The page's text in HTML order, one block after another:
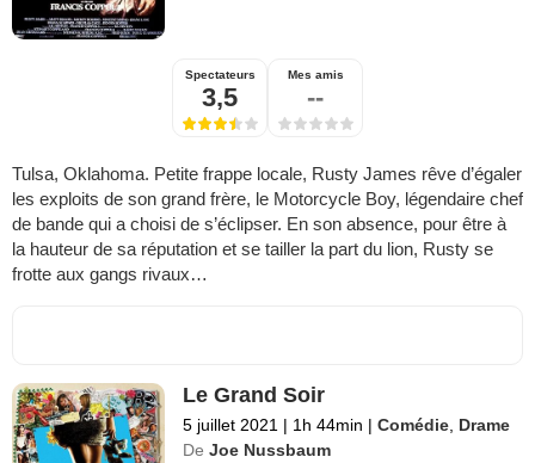
Spectateurs
3,5
Mes amis
--
Tulsa, Oklahoma. Petite frappe locale, Rusty James rêve d’égaler
les exploits de son grand frère, le Motorcycle Boy, légendaire chef
de bande qui a choisi de s’éclipser. En son absence, pour être à
la hauteur de sa réputation et se tailler la part du lion, Rusty se
frotte aux gangs rivaux…
Le Grand Soir
5 juillet 2021 | 1h 44min | Comédie Drame
De Joe Nussbaum